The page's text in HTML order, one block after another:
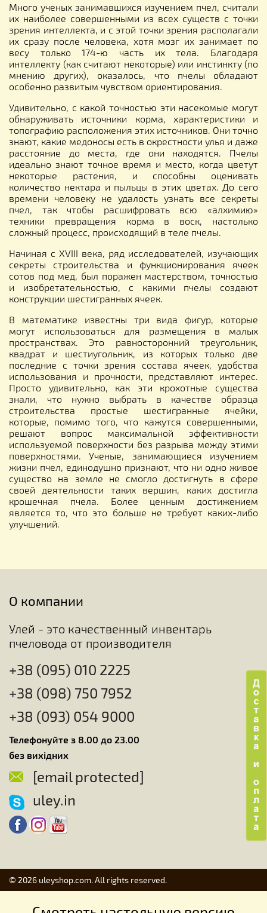
Много ученых занимавшихся изучением пчел, считали
их наиболее совершенными из всех существ с точки
зрения интеллекта, и с этой точки зрения располагали
их сразу после человека, хотя мозг их занимает по
весу только 174-ю часть их тела. Благодаря
интеллекту (как считают некоторые) или инстинкту (по
мнению других), оказалось, что пчелы обладают
особенно развитым чувством ориентирования.
Удивительно, с какой точностью эти насекомые могут
обнаруживать источники корма, характеристики и
топографию расположения этих источников. Они точно
знают, какие медоносы есть в окрестности улья и даже
расстояние до места, где они находятся. Пчелы
идеально знают точное время и место, когда цветут
некоторые растения, и способны оценивать
количество нектара и пыльцы в этих цветах. До сего
времени человеку не удалость узнать все секреты
пчел, так чтобы расшифровать всю «алхимию»
техники превращения корма в воск, настолько
сложный процесс, происходящий в теле пчелы.
Начиная с XVIII века, ряд исследователей, изучающих
секреты строительства и функционирования ячеек
сотов под мед, был поражен мастерством, точностью
и изобретательностью, с какими пчелы создают
конструкции шестигранных ячеек.
В математике известны три вида фигур, которые
могут использоваться для размещения в малых
пространствах. Это равносторонний треугольник,
квадрат и шестиугольник, из которых только две
последние с точки зрения состава ячеек, удобства
использования и прочности, представляют интерес.
Просто удивительно, как эти крохотные существа
знали, что нужно выбрать в качестве образца
строительства простые шестигранные ячейки,
которые, помимо того, что кажутся совершенными,
решают вопрос максимальной эффективности
используемой поверхности без разрыва между этими
поверхностями. Ученые, занимающиеся изучением
жизни пчел, единодушно признают, что ни одно живое
существо на земле не смогло достигнуть в сфере
своей деятельности таких вершин, каких достигла
крошечная пчела. Более ценным достижением
является то, что это больше не требует каких-либо
улучшений.
О компании
Улей - это качественный инвентарь
пчеловода от производителя
+38 (095) 010 2225
+38 (098) 750 7952
+38 (093) 054 9000
Телефонуйте з 8.00 до 23.00
без вихідних
[email protected]
uley.in
© 2026 uleyshop.com. All rights reserved.